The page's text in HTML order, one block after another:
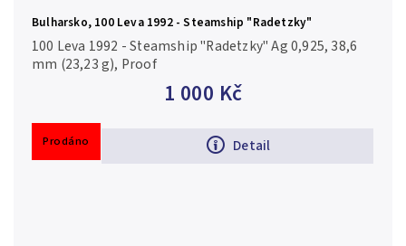
Bulharsko, 100 Leva 1992 - Steamship "Radetzky"
1 000 Kč
Detail
100 Leva 1992 - Steamship "Radetzky" Ag 0,925, 38,6
mm (23,23 g), Proof
Prodáno